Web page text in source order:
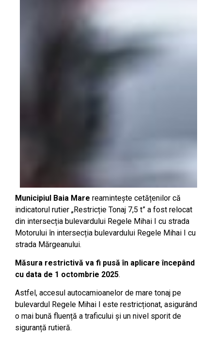
Municipiul Baia Mare reamintește cetățenilor că
indicatorul rutier „Restricție Tonaj 7,5 t” a fost relocat
din intersecția bulevardului Regele Mihai I cu strada
Motorului în intersecția bulevardului Regele Mihai I cu
strada Mărgeanului.
Măsura restrictivă va fi pusă în aplicare începând
cu data de 1 octombrie 2025.
Astfel, accesul autocamioanelor de mare tonaj pe
bulevardul Regele Mihai I este restricționat, asigurând
o mai bună fluență a traficului și un nivel sporit de
siguranță rutieră.